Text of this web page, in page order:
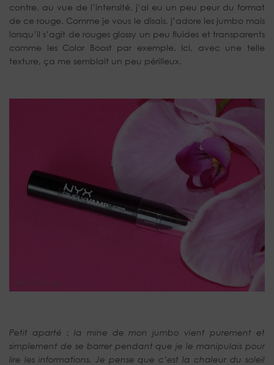
contre, au vue de l’intensité, j’ai eu un peu peur du format
de ce rouge. Comme je vous le disais, j’adore les jumbo mais
lorsqu’il s’agit de rouges glossy un peu fluides et transparents
comme les Color Boost par exemple. Ici, avec une telle
texture, ça me semblait un peu périlleux.
Petit aparté : la mine de mon jumbo vient purement et
simplement de se barrer pendant que je le manipulais pour
lire les informations. Je pense que c’est la chaleur du soleil